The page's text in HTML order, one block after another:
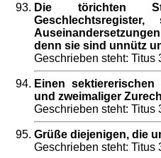
Die törichten
denn sie sind unnütz
Geschrieben steht: Titus
Einen
und zweimaliger
Geschrieben steht: Titus
Grüße diejenigen, die
Geschrieben steht: Titus